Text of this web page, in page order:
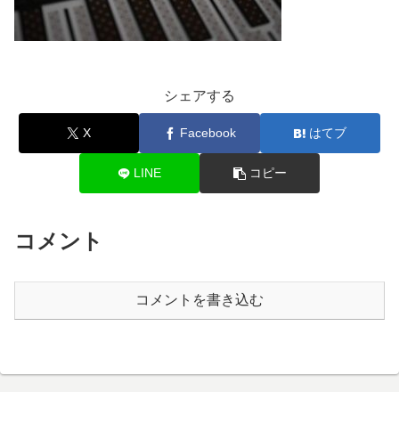
シェアする
X Facebook はてブ
LINE コピー
コメント
コメントを書き込む